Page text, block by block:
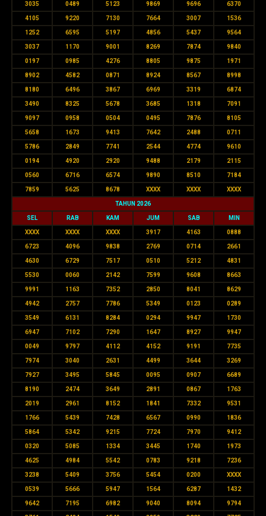
3035 0489 5123 9869 9696 6370
4105 9220 7130 7664 3007 1536
1252 6595 5197 4856 5437 9564
3037 1170 9001 8269 7874 9840
0197 0985 4276 8805 9875 1971
8902 4582 0871 8924 8567 8998
8180 6496 3867 6969 3319 6874
3490 8325 5678 3685 1318 7091
9097 0958 0504 0495 7876 8105
5658 1673 9413 7642 2488 0711
5786 2849 7741 2544 4774 9610
0194 4920 2920 9488 2179 2115
0560 6716 6574 9890 8510 7184
7859 5625 8678 XXXX XXXX XXXX
TAHUN 2026
SEL RAB KAM JUM SAB MIN
XXXX XXXX XXXX 3917 4163 0888
6723 4096 9838 2769 0714 2661
4630 6729 7517 0510 5212 4831
5530 0060 2142 7599 9608 8663
9991 1163 7352 2850 8041 8629
4942 2757 7786 5349 0123 0289
3549 6131 8284 0294 9947 1730
6947 7102 7290 1647 8927 9947
0049 9797 4112 4152 9191 7735
7974 3040 2631 4499 3644 3269
7927 3495 5845 0095 0907 6689
8190 2474 3649 2891 0867 1763
2019 2961 8152 1841 7332 9531
1766 5439 7428 6567 0990 1836
5864 5342 9215 7724 7970 9412
0320 5085 1334 3445 1740 1973
4625 4984 5542 0783 9218 7236
3238 5409 3756 5454 0200 XXXX
0539 5666 5947 1564 6287 1432
9642 7195 6982 9040 8094 9794